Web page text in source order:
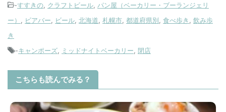
-すすきの, クラフトビール, パン屋（ベーカリー・ブーランジェリ
ー）
, ビアバー, ビール, 北海道, 札幌市, 都道府県別, 食べ歩き , 飲み歩
き
-キャンポーズ, ミッドナイトベーカリー, 閉店
こちらも読んでみる？